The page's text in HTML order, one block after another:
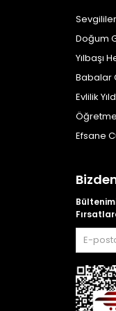
Doğum
Yılbaşı
Babalar
Evlilik
Efsane